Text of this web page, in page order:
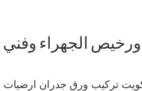
صباغ شاطر ورخيص الجهراء وفني
تركيب ورق جدران ارضيات